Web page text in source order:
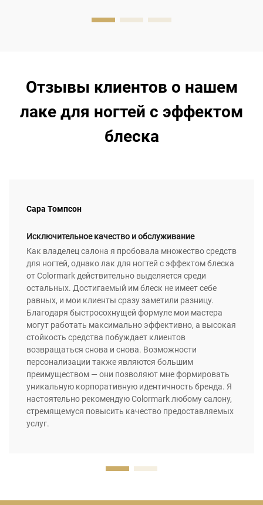
Отзывы клиентов о нашем
лаке для ногтей с эффектом
блеска
Сара Томпсон
Исключительное качество и обслуживание
Как владелец салона я пробовала множество средств
для ногтей, однако лак для ногтей с эффектом блеска
от Colormark действительно выделяется среди
остальных. Достигаемый им блеск не имеет себе
равных, и мои клиенты сразу заметили разницу.
Благодаря быстросохнущей формуле мои мастера
могут работать максимально эффективно, а высокая
стойкость средства побуждает клиентов
возвращаться снова и снова. Возможности
персонализации также являются большим
преимуществом — они позволяют мне формировать
уникальную корпоративную идентичность бренда. Я
настоятельно рекомендую Colormark любому салону,
стремящемуся повысить качество предоставляемых
услуг.